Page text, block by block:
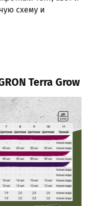
схему и
Terra Grow